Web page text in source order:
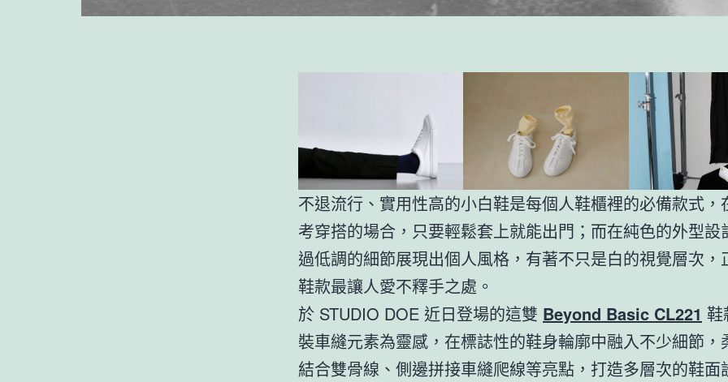
不退流行、實用性高的小白鞋是每個人鞋櫃裡的必備款式，
考穿搭的場合，只要輕鬆套上就能出門；而在純色的外型設
過低調的細節展現出個人風格，有著不只是白的視覺層次，
鞋款最讓人愛不釋手之處。
於 STUDIO DOE 近日登場的這雙 Beyond Basic CL221 鞋
裝車縫元素為靈感，在標誌性的鞋身輪廓中融入不少細節，
結合雙骨線、側邊拼接車縫爬線等亮點，打造多層次的鞋面